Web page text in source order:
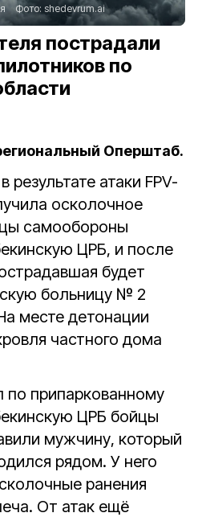
Фото: shedevrum.ai
пострадали
по
Оперштаб.
атаки FPV-
осколочное
самообороны
ЦРБ, и после
будет
больницу № 2
месте детонации
частного дома
по припаркованному
ЦРБ бойцы
мужчину, который
рядом. У него
ранения
От атак ещё